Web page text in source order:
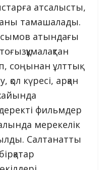
атсалысты,
тамашалады.
атындағы
соңынан ұлттық
қол күресі, арқан
фильмдер
мерекелік
Салтанатты